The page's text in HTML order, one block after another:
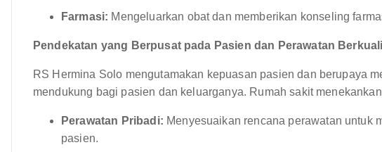
Farmasi: Mengeluarkan obat dan memberikan konseling
Pendekatan yang Berpusat pada Pasien dan Perawatan
RS Hermina Solo mengutamakan kepuasan pasien dan berupaya
mendukung bagi pasien dan keluarganya. Rumah sakit
Perawatan Pribadi: Menyesuaikan rencana perawatan untuk
pasien.